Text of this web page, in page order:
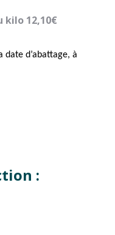
kilo 12,10€
d’abattage, à
: